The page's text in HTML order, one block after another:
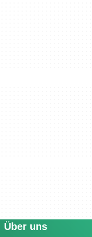
Über uns